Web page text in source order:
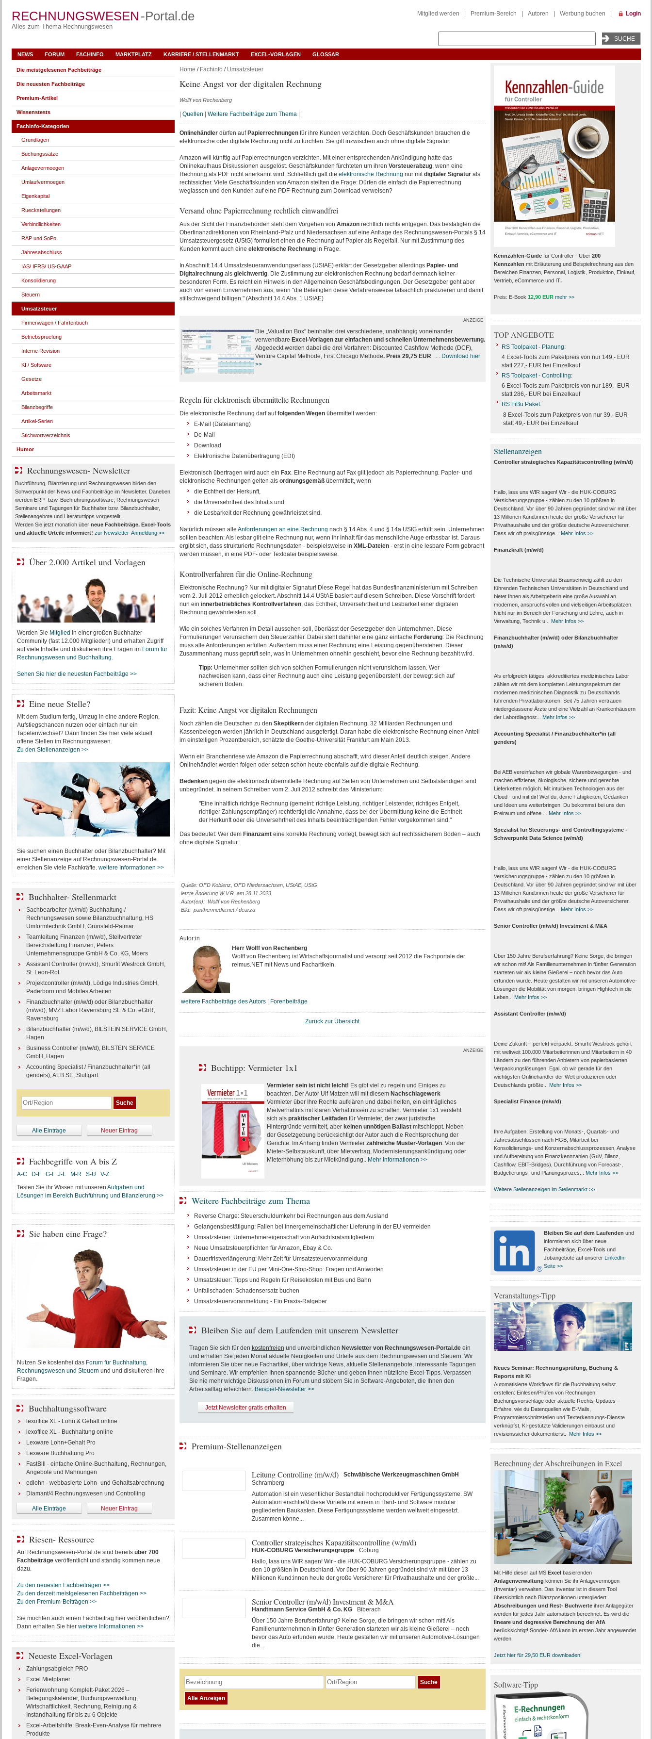
RECHNUNGSWESEN -Portal.de
Alles zum Thema Rechnungswesen
Mitglied werden Premium-Bereich Autoren Werbung buchen Login
NEWS FORUM FACHINFO MARKTPLATZ KARRIERE / STELLENMARKT EXCEL-VORLAGEN GLOSSAR
Home / Fachinfo / Umsatzsteuer
Keine Angst vor der digitalen Rechnung
Wolff von Rechenberg
Quellen Weitere Fachbeiträge zum Thema
Onlinehändlerdürfen auf Papierrechnungenfür ihre Kunden verzichten. Doch Geschäftskunden brauchen die
elektronische oder digitale Rechnung nicht zu fürchten. Sie gilt inzwischen auch ohne digitale Signatur.
Amazon will künftig auf Papierrechnungen verzichten. Mit einer entsprechenden Ankündigung hatte das
Onlinekaufhaus Diskussionen ausgelöst. Geschäftskunden fürchteten um ihren Vorsteuerabzug, wenn eine
Rechnung als PDF nicht anerkannt wird. Schließlich galt die elektronische Rechnung nur mitdigitaler Signaturals
rechtssicher. Viele Geschäftskunden von Amazon stellten die Frage: Dürfen die einfach die Papierrechnung
weglassen und den Kunden auf eine PDF-Rechnung zum Download verweisen?
Versand ohne Papierrechnung rechtlich einwandfrei
Aus der Sicht der Finanzbehörden steht dem Vorgehen von Amazonrechtlich nichts entgegen. Das bestätigten die
Oberfinanzdirektionen von Rheinland-Pfalz und Niedersachsen auf eine Anfrage des Rechnungswesen-Portals § 14
Umsatzsteuergesetz (UStG) formuliert einen die Rechnung auf Papier als Regelfall. Nur mit Zustimmung des
Kunden kommt auch eine elektronische Rechnungin Frage.
In Abschnitt 14.4 Umsatzsteueranwendungserlass (UStAE) erklärt der Gesetzgeber allerdings Papier- und
Digitalrechnungals gleichwertig. Die Zustimmung zur elektronischen Rechnung bedarf demnach keiner
besonderen Form. Es reicht ein Hinweis in den Allgemeinen Geschäftsbedingungen. Der Gesetzgeber geht aber
auch von einem Einvernehmen aus, wenn "die Beteiligten diese Verfahrensweise tatsächlich praktizieren und damit
stillschweigend billigen." (Abschnitt 14.4 Abs. 1 UStAE)
ANZEIGE
Die „Valuation Box“ beinhaltet drei verschiedene, unabhängig voneinander
verwendbare Excel-Vorlagen zur einfachen und schnellen Unternehmensbewertung.
Abgedeckt werden dabei die drei Verfahren: Discounted Cashflow Methode (DCF),
Venture Capital Methode, First Chicago Methode. Preis 29,75 EUR .... Download hier
>>
Regeln für elektronisch übermittelte Rechnungen
Die elektronische Rechnung darf auffolgenden Wegenübermittelt werden:
E-Mail (Dateianhang)
De-Mail
Download
Elektronische Datenübertragung (EDI)
Elektronisch übertragen wird auch ein Fax. Eine Rechnung auf Fax gilt jedoch als Papierrechnung. Papier- und
elektronische Rechnungen gelten als ordnungsgemäßübermittelt, wenn
die Echtheit der Herkunft,
die Unversehrtheit des Inhalts und
die Lesbarkeit der Rechnung gewährleistet sind.
Natürlich müssen alle Anforderungen an eine Rechnung nach § 14 Abs. 4 und § 14a UStG erfüllt sein. Unternehmen
sollten beachten: Als lesbar gilt eine Rechnung nur, wenn ihr Inhalt für das menschliche Auge erfassbar ist. Daraus
ergibt sich, dass strukturierte Rechnungsdaten - beispielsweise in XML-Dateien - erst in eine lesbare Form gebracht
werden müssen, in eine PDF- oder Textdatei beispielsweise.
Kontrollverfahren für die Online-Rechnung
Elektronische Rechnung? Nur mit digitaler Signatur! Diese Regel hat das Bundesfinanzministerium mit Schreiben
vom 2. Juli 2012 erheblich gelockert. Abschnitt 14.4 UStAE basiert auf diesem Schreiben. Diese Vorschrift fordert
nun ein innerbetriebliches Kontrollverfahren, das Echtheit, Unversehrtheit und Lesbarkeit einer digitalen
Rechnung gewährleisten soll.
Wie ein solches Verfahren im Detail aussehen soll, überlässt der Gesetzgeber den Unternehmen. Diese
Formulierungen verunsichern den Steuerzahler. Dabei steht dahinter eine ganz einfache Forderung: Die Rechnung
muss alle Anforderungen erfüllen. Außerdem muss einer Rechnung eine Leistung gegenüberstehen. Dieser
Zusammenhang muss geprüft sein, was in Unternehmen ohnehin geschieht, bevor eine Rechnung bezahlt wird.
Tipp: Unternehmer sollten sich von solchen Formulierungen nicht verunsichern lassen. Wer
nachweisen kann, dass einer Rechnung auch eine Leistung gegenübersteht, der bewegt sich auf
sicherem Boden.
Fazit: Keine Angst vor digitalen Rechnungen
Noch zählen die Deutschen zu den Skeptikernder digitalen Rechnung. 32 Milliarden Rechnungen und
Kassenbelegen werden jährlich in Deutschland ausgefertigt. Daran habe die elektronische Rechnung einen Anteil
im einstelligen Prozentbereich, schätzte die Goethe-Universität Frankfurt am Main 2013.
Wenn ein Branchenriese wie Amazon die Papierrechnung abschafft, wird dieser Anteil deutlich steigen. Andere
Onlinehändler werden folgen oder setzen schon heute ebenfalls auf die digitale Rechnung.
Bedenkengegen die elektronisch übermittelte Rechnung auf Seiten von Unternehmen und Selbstständigen sind
unbegründet. In seinem Schreiben vom 2. Juli 2012 schreibt das Ministerium:
"Eine inhaltlich richtige Rechnung (gemeint: richtige Leistung, richtiger Leistender, richtiges Entgelt,
richtiger Zahlungsempfänger) rechtfertigt die Annahme, dass bei der Übermittlung keine die Echtheit
der Herkunft oder die Unversehrtheit des Inhalts beeinträchtigenden Fehler vorgekommen sind."
Das bedeutet: Wer dem Finanzamteine korrekte Rechnung vorlegt, bewegt sich auf rechtssicherem Boden – auch
ohne digitale Signatur.
Quelle: OFD Koblenz, OFD Niedersachsen, UStAE, UStG
letzte Änderung W.V.R. am 28.11.2023
Autor(en): Wolff von Rechenberg
Bild: panthermedia.net / dearza
Autor:in
Herr Wolff von Rechenberg
Wolff von Rechenberg ist Wirtschaftsjournalist und versorgt seit 2012 die Fachportale der
reimus.NET mit News und Fachartikeln.
weitere Fachbeiträge des Autors| Forenbeiträge
Zurück zur Übersicht
ANZEIGE
Buchtipp: Vermieter 1x1
Vermieter sein ist nicht leicht! Es gibt viel zu regeln und Einiges zu
beachten. Der Autor Ulf Matzen will mit diesem Nachschlagewerk
Vermieter über Ihre Rechte aufklären und dabei helfen, ein einträgliches
Mietverhältnis mit klaren Verhältnissen zu schaffen. Vermieter 1x1 versteht
sich als praktischer Leitfadenfür Vermieter, der zwar juristische
Hintergründe vermittelt, aber keinen unnötigen Ballastmitschleppt. Neben
der Gesetzgebung berücksichtigt der Autor auch die Rechtsprechung der
Gerichte. Im Anhang finden Vermieter zahlreiche Muster-Vorlagen: Von der
Mieter-Selbstauskunft, über Mietvertrag, Modernisierungsankündigung oder
Mieterhöhung bis zur Mietkündigung.. Mehr Informationen >>
Weitere Fachbeiträge zum Thema
Reverse Charge: Steuerschuldumkehr bei Rechnungen aus dem Ausland
Gelangensbestätigung: Fallen bei innergemeinschaftlicher Lieferung in der EU vermeiden
Umsatzsteuer: Unternehmereigenschaft von Aufsichtsratsmitgliedern
Neue Umsatzsteuerpflichten für Amazon, Ebay & Co.
Dauerfristverlängerung: Mehr Zeit für Umsatzsteuervoranmeldung
Umsatzsteuer in der EU per Mini-One-Stop-Shop: Fragen und Antworten
Umsatzsteuer: Tipps und Regeln für Reisekosten mit Bus und Bahn
Unfallschaden: Schadensersatz buchen
Umsatzsteuervoranmeldung - Ein Praxis-Ratgeber
Bleiben Sie auf dem Laufenden mit unserem Newsletter
Tragen Sie sich für den kostenfreien und unverbindlichen Newsletter von Rechnungswesen-Portal.deein
und erhalten Sie jeden Monat aktuelle Neuigkeiten und Urteile aus dem Rechnungswesen und Steuern. Wir
informieren Sie über neue Fachartikel, über wichtige News, aktuelle Stellenangebote, interessante Tagungen
und Seminare. Wir empfehlen Ihnen spannende Bücher und geben Ihnen nützliche Excel-Tipps. Verpassen
Sie nie mehr wichtige Diskussionen im Forum und stöbern Sie in Software-Angeboten, die Ihnen den
Arbeitsalltag erleichtern. Beispiel-Newsletter >>
Jetzt Newsletter gratis erhalten
Premium-Stellenanzeigen
Leitung Controlling (m/w/d)
Schwäbische Werkzeugmaschinen GmbH
Schramberg
Automation ist ein wesentlicher Bestandteil hochproduktiver Fertigungssysteme. SW
Automation erschließt diese Vorteile mit einem in Hard- und Software modular
gegliederten Baukasten. Diese Fertigungs­systeme werden weltweit eingesetzt.
Zusammen könne...
Controller strategisches Kapazitätscontrolling (w/m/d)
HUK-COBURG Versicherungsgruppe
Coburg
Hallo, lass uns WIR sagen! Wir - die HUK-COBURG Versicherungsgruppe - zählen zu
den 10 größten in Deutschland. Vor über 90 Jahren gegründet sind wir mit über 13
Millionen Kund:innen heute der große Versicherer für Privathaushalte und der größte...
Senior Controller (m/w/d) Investment & M&A
Handtmann Service GmbH & Co. KG
Biberach
Über 150 Jahre Berufserfahrung? Keine Sorge, die bringen wir schon mit! Als
Familienunternehmen in fünfter Generation starteten wir als kleine Gießerei – noch
bevor das Auto erfunden wurde. Heute gestalten wir mit unseren Automotive-Lösungen
die...
Die meistgelesenen Fachbeiträge
Die neuesten Fachbeiträge
Premium-Artikel
Wissenstests
Fachinfo-Kategorien
Grundlagen
Buchungssätze
Anlagevermoegen
Umlaufvermoegen
Eigenkapital
Rueckstellungen
Verbindlichkeiten
RAP und SoPo
Jahresabschluss
IAS/ IFRS/ US-GAAP
Konsolidierung
Steuern
Umsatzsteuer
Firmenwagen / Fahrtenbuch
Betriebspruefung
Interne Revision
KI / Software
Gesetze
Arbeitsmarkt
Bilanzbegriffe
Artikel-Serien
Stichwortverzeichnis
Humor
Rechnungswesen- Newsletter
Buchführung, Bilanzierung und Rechnungswesen bilden den
Schwerpunkt der News und Fachbeiträge im Newsletter. Daneben
werden ERP- bzw. Buchführungssoftware, Rechnungswesen-
Seminare und Tagungen für Buchhalter bzw. Bilanzbuchhalter,
Stellenangebote und Literaturtipps vorgestellt.
Werden Sie jetzt monatlich über neue Fachbeiträge, Excel-Tools
und aktuelle Urteileinformiert! zur Newsletter-Anmeldung >>
Über 2.000 Artikel und Vorlagen
Werden Sie Mitglied in einer großen Buchhalter-
Community (fast 12.000 Mitglieder!) und erhalten Zugriff
auf viele Inhalte und diskutieren ihre Fragen im Forum für
Rechnungswesen und Buchhaltung.
Sehen Sie hier die neuesten Fachbeiträge >>
Eine neue Stelle?
Mit dem Studium fertig, Umzug in eine andere Region,
Aufstiegschancen nutzen oder einfach nur ein
Tapetenwechsel? Dann finden Sie hier viele aktuell
offene Stellen im Rechnungswesen.
Zu den Stellenanzeigen >>
Sie suchen einen Buchhalter oder Bilanzbuchhalter? Mit
einer Stellenanzeige auf Rechnungswesen-Portal.de
erreichen Sie viele Fachkräfte. weitere Informationen >>
Buchhalter- Stellenmarkt
Sachbearbeiter (w/m/d) Buchhaltung /
Rechnungswesen sowie Bilanzbuchhaltung, HS
Umformtechnik GmbH, Grünsfeld-Paimar
Teamleitung Finanzen (m/w/d), Stellvertreter
Bereichsleitung Finanzen, Peters
Unternehmensgruppe GmbH & Co. KG, Moers
Assistant Controller (m/w/d), Smurfit Westrock GmbH,
St. Leon-Rot
Projektcontroller (m/w/d), Lödige Industries GmbH,
Paderborn und Mobiles Arbeiten
Finanzbuchhalter (m/w/d) oder Bilanzbuchhalter
(m/w/d), MVZ Labor Ravensburg SE & Co. eGbR,
Ravensburg
Bilanzbuchhalter (m/w/d), BILSTEIN SERVICE GmbH,
Hagen
Business Controller (m/w/d), BILSTEIN SERVICE
GmbH, Hagen
Accounting Specialist / Finanzbuchhalter*in (all
genders), AEB SE, Stuttgart
Alle Einträge Neuer Eintrag
Fachbegriffe von A bis Z
A-C D-F G-I J-L M-R S-U
V-Z
Testen Sie ihr Wissen mit unseren Aufgaben und
Lösungen im Bereich Buchführung und Bilanzierung >>
Sie haben eine Frage?
Nutzen Sie kostenfrei das Forum für Buchhaltung,
Rechnungswesen und Steuern und und diskutieren ihre
Fragen.
Buchhaltungssoftware
lexoffice XL - Lohn & Gehalt online
lexoffice XL - Buchhaltung online
Lexware Lohn+Gehalt Pro
Lexware Buchhaltung Pro
FastBill - einfache Online-Buchhaltung, Rechnungen,
Angebote und Mahnungen
edlohn - webbasierte Lohn- und Gehaltsabrechnung
Diamant/4 Rechnungswesen und Controlling
Alle Einträge Neuer Eintrag
Riesen- Ressource
Auf Rechnungswesen-Portal.de sind bereits über 700
Fachbeiträgeveröffentlicht und ständig kommen neue
dazu.
Zu den neuesten Fachbeiträgen >>
Zu den derzeit meistgelesenen Fachbeiträgen >>
Zu den Premium-Beiträgen >>
Sie möchten auch einen Fachbeitrag hier veröffentlichen?
Dann erhalten Sie hier weitere Informationen >>
Neueste Excel-Vorlagen
Zahlungsabgleich PRO
Excel Mietplaner
Ferienwohnung Komplett-Paket 2026 –
Belegungskalender, Buchungsverwaltung,
Wirtschaftlichkeit, Rechnung, Reinigung &
Instandhaltung für bis zu 6 Objekte
Excel-Arbeitshilfe: Break-Even-Analyse für mehrere
Produkte
Kennzahlen-Guidefür Controller - Über 200
Kennzahlen mit Erläuterung und Beispielrechnung aus den
Bereichen Finanzen, Personal, Logistik, Produktion, Einkauf,
Vertrieb, eCommerce und IT.
Preis: E-Book 12,90 EUR mehr >>
TOP ANGEBOTE
RS Toolpaket - Planung:
4 Excel-Tools zum Paketpreis von nur 149,- EUR
statt 227,- EUR bei Einzelkauf
RS Toolpaket - Controlling:
6 Excel-Tools zum Paketpreis von nur 189,- EUR
statt 286,- EUR bei Einzelkauf
RS FiBu Paket:
8 Excel-Tools zum Paketpreis von nur 39,- EUR
statt 49,- EUR bei Einzelkauf
Stellenanzeigen
Controller strategisches Kapazitätscontrolling (w/m/d)
Hallo, lass uns WIR sagen! Wir - die HUK-COBURG
Versicherungsgruppe - zählen zu den 10 größten in
Deutschland. Vor über 90 Jahren gegründet sind wir mit über
13 Millionen Kund:innen heute der große Versicherer für
Privathaushalte und der größte deutsche Autoversicherer.
Dass wir oft preisgünstige...
Mehr Infos >>
Finanzkraft (m/w/d)
Die Technische Universität Braunschweig zählt zu den
führenden Technischen Universitäten in Deutschland und
bietet Ihnen als Arbeit­geberin eine große Auswahl an
modernen, anspruchsvollen und vielseitigen Arbeits­plätzen.
Nicht nur im Bereich der Forschung und Lehre, auch in
Verwaltung, Technik u...
Mehr Infos >>
Finanzbuchhalter (m/w/d) oder Bilanzbuchhalter
(m/w/d)
Als erfolgreich tätiges, akkreditiertes medizinisches Labor
zählen wir mit dem kompletten Leistungs­spektrum der
modernen medizinischen Diagnostik zu Deutschlands
führenden Privat­laboratorien. Seit 75 Jahren vertrauen
nieder­gelassene Ärzte und eine Vielzahl an Kranken­häusern
der Labor­diagnost...
Mehr Infos >>
Accounting Specialist / Finanzbuchhalter*in (all
genders)
Bei AEB vereinfachen wir globale Warenbewegungen - und
machen effiziente, ökologische, sichere und gerechte
Lieferketten möglich. Mit intuitiven Technologien aus der
Cloud - und mit dir! Weil du, deine Fähigkeiten, Gedanken
und Ideen uns weiterbringen. Du bekommst bei uns den
Freiraum und offene ...
Mehr Infos >>
Spezialist für Steuerungs- und Controllingsysteme -
Schwerpunkt Data Science (w/m/d)
Hallo, lass uns WIR sagen! Wir - die HUK-COBURG
Versicherungsgruppe - zählen zu den 10 größten in
Deutschland. Vor über 90 Jahren gegründet sind wir mit über
13 Millionen Kund:innen heute der große Versicherer für
Privathaushalte und der größte deutsche Autoversicherer.
Dass wir oft preisgünstige...
Mehr Infos >>
Senior Controller (m/w/d) Investment & M&A
Über 150 Jahre Berufserfahrung? Keine Sorge, die bringen
wir schon mit! Als Familienunternehmen in fünfter Generation
starteten wir als kleine Gießerei – noch bevor das Auto
erfunden wurde. Heute gestalten wir mit unseren Automotive-
Lösungen die Mobilität von morgen, bringen Hightech in die
Leben...
Mehr Infos >>
Assistant Controller (m/w/d)
Deine Zukunft – perfekt verpackt. Smurfit Westrock gehört
mit weltweit 100.000 Mitarbeiter­innen und Mitarbeitern in 40
Ländern zu den führenden Anbietern von papier­basierten
Verpackungs­lösungen. Egal, ob wir gerade für den
wichtigsten Onlinehändler der Welt produzieren oder
Deutschlands größte...
Mehr Infos >>
Specialist Finance (m/w/d)
Ihre Aufgaben: Erstellung von Monats‑, Quartals‑ und
Jahresabschlüssen nach HGB, Mitarbeit bei
Konsolidierungs‑ und Konzernabschlussprozessen, Analyse
und Aufbereitung von Finanzkennzahlen (GuV, Bilanz,
Cashflow, EBIT-Bridges), Durchführung von Forecast‑,
Budgetierungs‑ und Planungsprozes...
Mehr Infos >>
Weitere Stellenanzeigen im Stellenmarkt >>
Bleiben Sie auf dem Laufenden und
informieren sich über neue
Fachbeiträge, Excel-Tools und
Jobangebote auf unserer LinkedIn-
Seite >>
Veranstaltungs-Tipp
Neues Seminar: Rechnungsprüfung, Buchung &
Reports mit KI
Automatisierte Workflows für die Buchhaltung selbst
erstellen: Einlesen/Prüfen von Rechnungen,
Buchungsvorschläge oder aktuelle Rechts-Updates –
Erfahre, wie du Datenquellen wie E-Mails,
Programmierschnittstellen und Texterkennungs-Dienste
verknüpfst, KI-gestützte Validierungen einbaust und
revisionssicher dokumentierst.
Mehr Infos >>
Berechnung der Abschreibungen in Excel
Mit Hilfe dieser auf MS Excelbasierenden
Anlagenverwaltung können Sie ihr Anlagevermögen
(Inventar) verwalten. Das Inventar ist in diesem Tool
übersichtlich nach Bilanzpositionen untergliedert.
Abschreibungen und Rest- Buchwerteihrer Anlagegüter
werden für jedes Jahr automatisch berechnet. Es wird die
lineare und degressive Berechnung der AfA
berücksichtigt! Sonder- AfA kann im ersten Jahr angewendet
werden.
Jetzt hier für 29,50 EUR downloaden!
Software-Tipp